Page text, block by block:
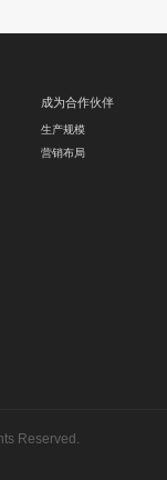
成为合作伙伴
生产规模
营销布局
Reserved.